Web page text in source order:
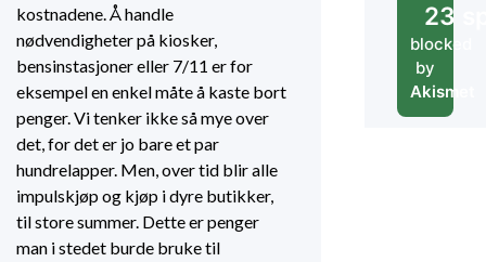
kostnadene. Å handle
nødvendigheter på kiosker,
bensinstasjoner eller 7/11 er for
eksempel en enkel måte å kaste bort
penger. Vi tenker ikke så mye over
det, for det er jo bare et par
hundrelapper. Men, over tid blir alle
impulskjøp og kjøp i dyre butikker,
til store summer. Dette er penger
man i stedet burde bruke til
23
blocked
by
Akismet